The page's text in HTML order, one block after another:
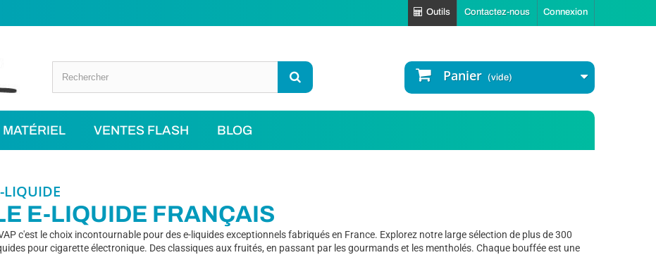
Connexion
Contactez-nous
Outils
Panier (vide)
MATÉRIEL VENTES FLASH BLOG
LIQUIDE
E-LIQUIDE FRANÇAIS
c'est le choix incontournable pour des e-liquides exceptionnels fabriqués en France. Explorez notre large sélection de plus de 300
pour cigarette électronique. Des classiques aux fruités, en passant par les gourmands et les mentholés. Chaque bouffée est une